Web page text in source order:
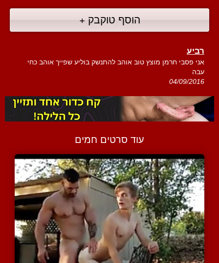
הוסף טוקבק +
רביע
אני פסבי חרמן מוצץ טוב אוהב להתנשק בוליע שפייך אוהב כחי
עבה
04/09/2016
עוד סרטים חמים